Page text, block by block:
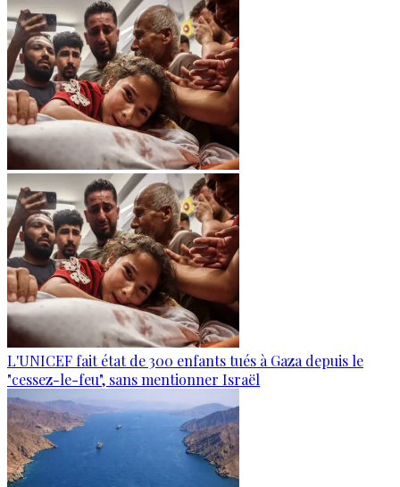
L'UNICEF fait état de 300 enfants tués à Gaza depuis le
"cessez-le-feu", sans mentionner Israël